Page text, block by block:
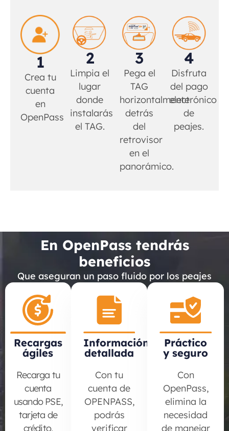
1
Crea tu
cuenta
en
OpenPass
2
Limpia el
lugar
donde
instalarás
el TAG.
3
Pega el
TAG
horizontalmente
detrás
del
retrovisor
en el
panorámico.
4
Disfruta
del pago
electrónico
de
peajes.
En OpenPass tendrás
beneficios
Que aseguran un paso fluido por los peajes
Recargas
ágiles
Recarga tu
cuenta
usando PSE,
tarjeta de
crédito,
Información
detallada
Con tu
cuenta de
OPENPASS,
podrás
verificar
Práctico
y seguro
Con
OpenPass,
elimina la
necesidad
de manejar